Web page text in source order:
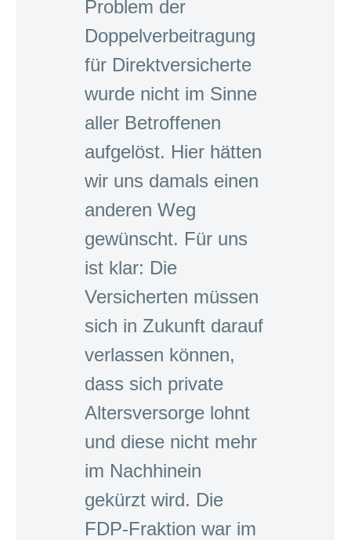
Problem der
Doppelverbeitragung
für Direktversicherte
wurde nicht im Sinne
aller Betroffenen
aufgelöst. Hier hätten
wir uns damals einen
anderen Weg
gewünscht. Für uns
ist klar: Die
Versicherten müssen
sich in Zukunft darauf
verlassen können,
dass sich private
Altersversorge lohnt
und diese nicht mehr
im Nachhinein
gekürzt wird. Die
FDP-Fraktion war im